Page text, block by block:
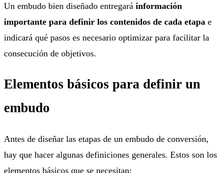
Un embudo bien diseñado entregará información
importante para definir los contenidos de cada etapa e
indicará qué pasos es necesario optimizar para facilitar la
consecución de objetivos.
Elementos básicos para definir un
embudo
Antes de diseñar las etapas de un embudo de conversión,
hay que hacer algunas definiciones generales. Estos son los
elementos básicos que se necesitan: